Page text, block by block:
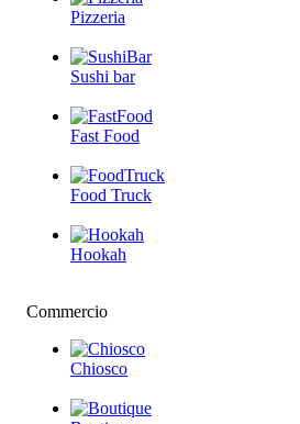
Pizzeria
Sushi bar
Fast Food
Food Truck
Hookah
Commercio
Chiosco